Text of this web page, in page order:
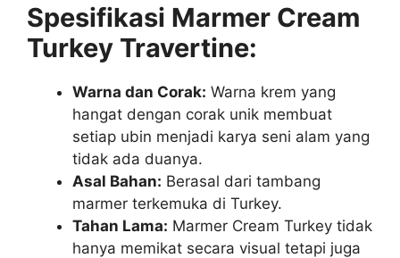
Spesifikasi Marmer Cream
Turkey Travertine:
Warna dan Corak: Warna krem yang
hangat dengan corak unik membuat
setiap ubin menjadi karya seni alam yang
tidak ada duanya.
Asal Bahan: Berasal dari tambang
marmer terkemuka di Turkey.
Tahan Lama: Marmer Cream Turkey tidak
hanya memikat secara visual tetapi juga